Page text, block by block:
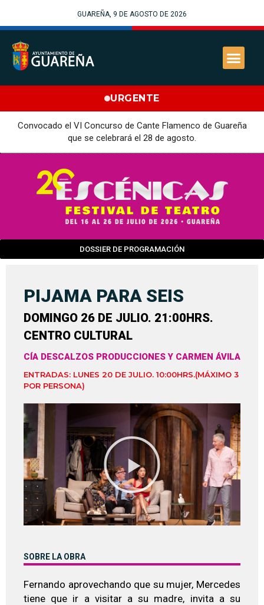
GUAREÑA, 9 DE AGOSTO DE 2026
URGENTE
Convocado el VI Concurso de Cante Flamenco de Guareña
que se celebrará el 28 de agosto.
DOSSIER DE PROGRAMACIÓN
PIJAMA PARA SEIS
DOMINGO 26 DE JULIO. 21:00HRS.
CENTRO CULTURAL
CÍA DESCALZOS PRODUCCIONES Y CARMEN ÁVILA
ENTRADAS: LUNES 20 DE JULIO. 10:00HRS.(MÁXIMO 3
POR PERSONA)
SOBRE LA OBRA
Fernando aprovechando que su mujer, Mercedes
tiene que ir a visitar a su madre, invita a su